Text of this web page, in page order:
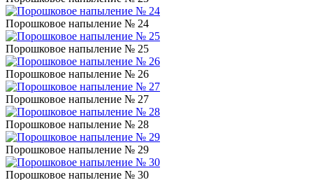
Порошковое напыление № 24
Порошковое напыление № 25
Порошковое напыление № 26
Порошковое напыление № 27
Порошковое напыление № 28
Порошковое напыление № 29
Порошковое напыление № 30